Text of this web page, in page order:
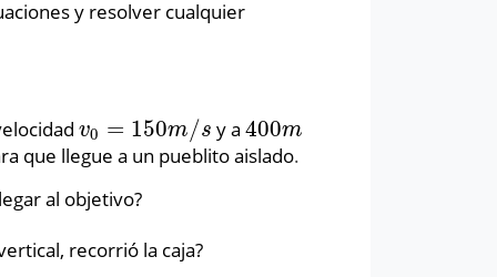
y resolver cualquier
v0 = 150m/s
v0 =150m/s y a400m
400m
que llegue a un pueblito aislado.
al objetivo?
recorrió la caja?